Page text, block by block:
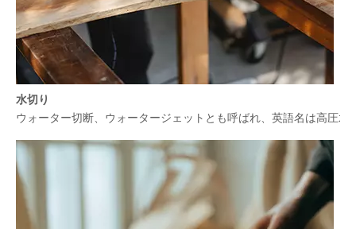
ウォーター切断、ウォータージェットとも呼ばれ、英語名は高圧